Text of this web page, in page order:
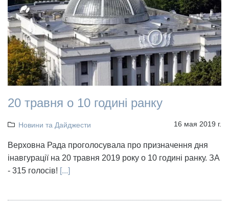
20 травня о 10 годині ранку
Новини та Дайджести 16 мая 2019 г.
Верховна Рада проголосувала про призначення дня
інавгурації на 20 травня 2019 року о 10 годині ранку. ЗА
- 315 голосів! [...]